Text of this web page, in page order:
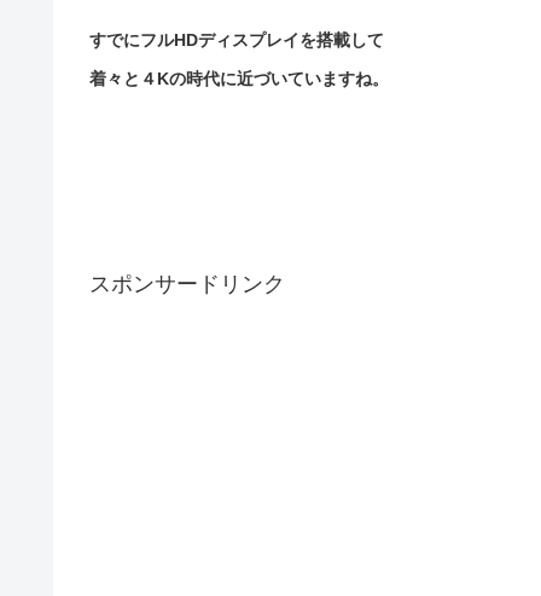
すでにフルHDディスプレイを搭載して
着々と４Kの時代に近づいていますね。
スポンサードリンク